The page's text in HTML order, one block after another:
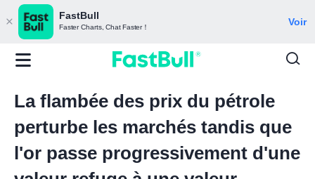
FastBull
Faster Charts, Chat Faster！ Voir
La flambée des prix du pétrole
perturbe les marchés tandis que
l'or passe progressivement d'une